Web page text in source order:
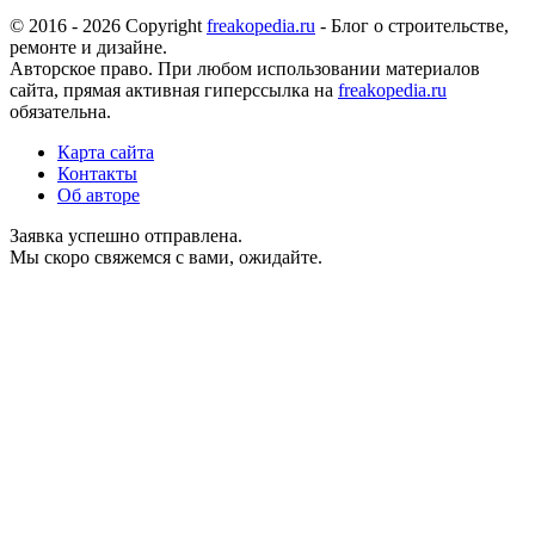
© 2016 - 2026 Copyright freakopedia.ru - Блог о строительстве,
ремонте и дизайне.
Авторское право. При любом использовании материалов
сайта, прямая активная гиперссылка на freakopedia.ru
обязательна.
Карта сайта
Контакты
Об авторе
Заявка успешно отправлена.
Мы скоро свяжемся с вами, ожидайте.